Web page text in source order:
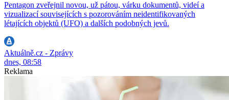
Pentagon zveřejnil novou, už pátou, várku dokumentů, videí a
vizualizací souvisejících s pozorováním neidentifikovaných
létajících objektů (UFO) a dalších podobných jevů.
Aktuálně.cz - Zprávy
dnes, 08:58
Reklama